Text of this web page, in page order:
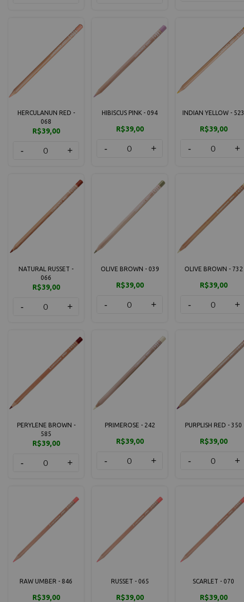
HERCULANUN RED -
068
R$39,00
- +
HIBISCUS PINK - 094
R$39,00
- +
INDIAN YELLOW - 523
R$39,00
- +
NATURAL RUSSET -
066
R$39,00
- +
OLIVE BROWN - 039
R$39,00
- +
OLIVE BROWN - 732
R$39,00
- +
PERYLENE BROWN -
585
R$39,00
- +
PRIMEROSE - 242
R$39,00
- +
PURPLISH RED - 350
R$39,00
- +
RAW UMBER - 846
R$39,00
RUSSET - 065
R$39,00
SCARLET - 070
R$39,00